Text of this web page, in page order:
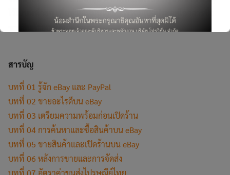
ไว้ในบทท้ายๆ เพื่อช่วยให้มั่นใจและพร้อมเปิดประตูสู่โลกการซื้อ
ขายสินค้าออนไลน์ได้ง่ายดาย
สารบัญ
บทที่ 01 รู้จัก eBay และ PayPal
บทที่ 02 ขายอะไรดีบน eBay
บทที่ 03 เตรียมความพร้อมก่อนเปิดร้าน
บทที่ 04 การค้นหาและซื้อสินค้าบน eBay
บทที่ 05 ขายสินค้าและเปิดร้านบน eBay
บทที่ 06 หลังการขายและการจัดส่ง
บทที่ 07 อัตราค่าขนส่งไปรษณีย์ไทย
This will close in